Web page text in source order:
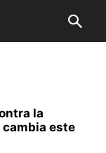
la
cambia este